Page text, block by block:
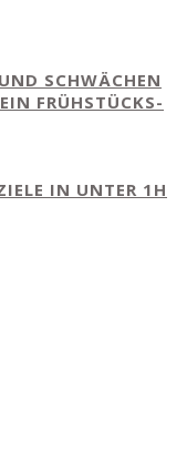
SCHWÄCHEN
FRÜHSTÜCKS-
IN UNTER 1H